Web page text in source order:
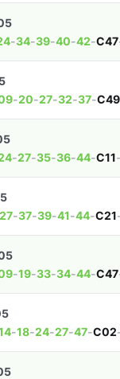
-34-39-40-42-C47
-20-27-32-37-C49
-27-35-36-44-C11-
27-37-39-41-44-C21
-19-33-34-44-C47
-18-24-27-47-C02